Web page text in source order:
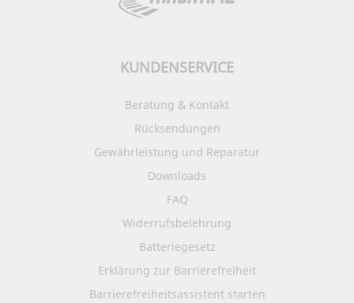
KUNDENSERVICE
Beratung & Kontakt
Rücksendungen
Gewährleistung und Reparatur
Downloads
FAQ
Widerrufsbelehrung
Batteriegesetz
Erklärung zur Barrierefreiheit
Barrierefreiheitsassistent starten